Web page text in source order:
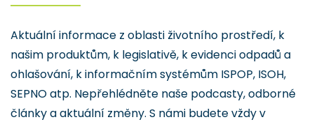
Aktuální informace z oblasti životního prostředí, k
našim produktům, k legislativě, k evidenci odpadů a
ohlašování, k informačním systémům ISPOP, ISOH,
SEPNO atp. Nepřehlédněte naše podcasty, odborné
články a aktuální změny. S námi budete vždy v